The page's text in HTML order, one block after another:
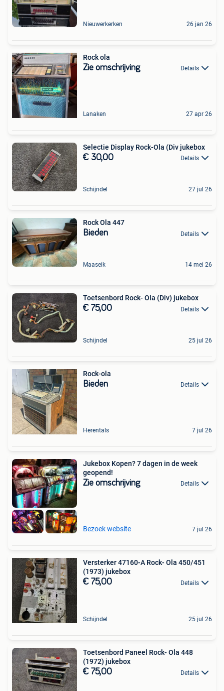
Nieuwerkerken 26 jan 26
Rock ola
Zie omschrijving Details
Lanaken 27 apr 26
Selectie Display Rock-Ola (Div jukebox
€ 30,00 Details
Schijndel 27 jul 26
Rock Ola 447
Bieden Details
Maaseik 14 mei 26
Toetsenbord Rock- Ola (Div) jukebox
€ 75,00 Details
Schijndel 25 jul 26
Rock-ola
Bieden Details
Herentals 7 jul 26
Jukebox Kopen? 7 dagen in de week
geopend!
Zie omschrijving Details
Bezoek website 7 jul 26
Versterker 47160-A Rock- Ola 450/451
(1973) jukebox
€ 75,00 Details
Schijndel 25 jul 26
Toetsenbord Paneel Rock- Ola 448
(1972) jukebox
€ 75,00 Details